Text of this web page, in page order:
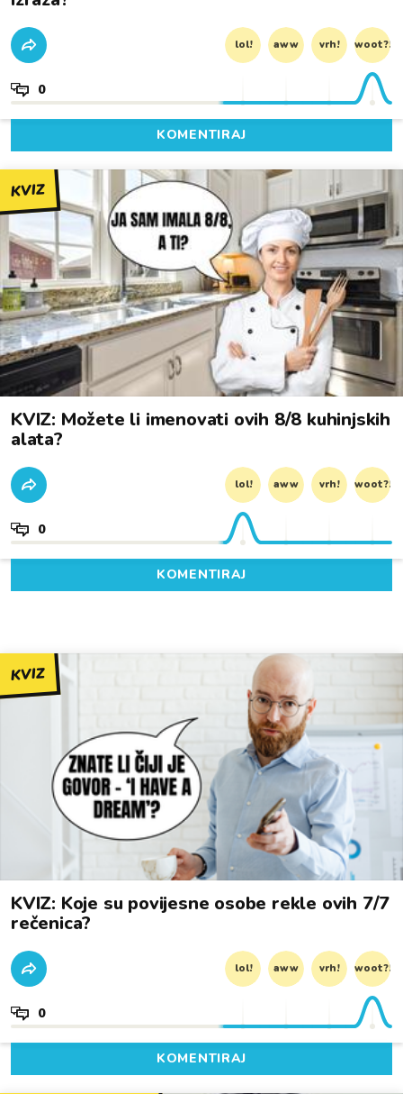
lol! aww vrh! woot?!
0
KOMENTIRAJ
KVIZ
KVIZ: Možete li imenovati ovih 8/8 kuhinjskih
alata?
lol! aww vrh! woot?!
0
KOMENTIRAJ
KVIZ
KVIZ: Koje su povijesne osobe rekle ovih 7/7
rečenica?
lol! aww vrh! woot?!
0
KOMENTIRAJ